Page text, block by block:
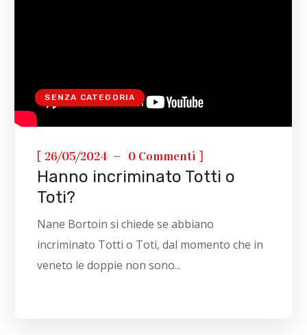
SENZA CATEGORIA
[ 26/05/2024 0 Commenti ]
Hanno incriminato Totti o
Toti?
Nane Bortoin si chiede se abbiano
incriminato Totti o Toti, dal momento che in
veneto le doppie non sono...